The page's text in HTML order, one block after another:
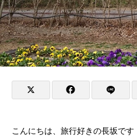
こんにちは、旅行好きの長坂です